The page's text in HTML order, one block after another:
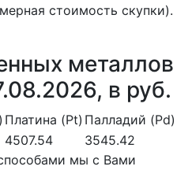
стоимость скупки).
металлов
в руб.
Платина (Pt) Палладий (Pd)
4507.54
3545.42
мы с Вами